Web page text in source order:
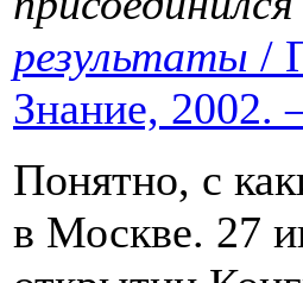
результаты /
Знание, 2002.
Понятно, с
в Москве. 27